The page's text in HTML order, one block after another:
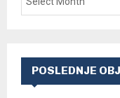
POSLEDNJE